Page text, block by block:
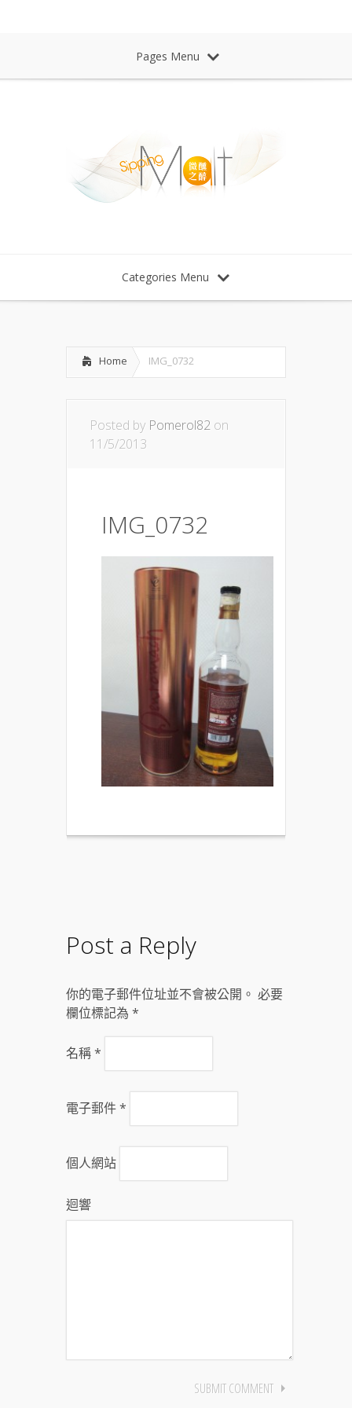
Pages Menu
Categories Menu
Home IMG_0732
Posted by Pomerol82 on
11/5/2013
IMG_0732
Post a Reply
你的電子郵件位址並不會被公開。 必要
欄位標記為 *
名稱*
電子郵件*
個人網站
迴響